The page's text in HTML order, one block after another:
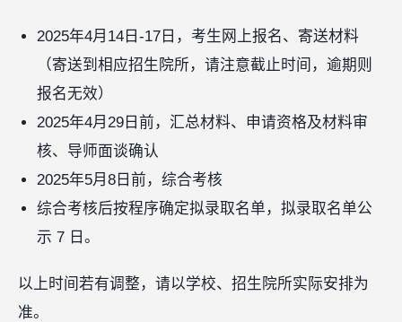
2025年4月14日-17日，考生网上报名、寄送材料
（寄送到相应招生院所，请注意截止时间，逾期则
报名无效）
2025年4月29日前，汇总材料、申请资格及材料审
核、导师面谈确认
2025年5月8日前，综合考核
综合考核后按程序确定拟录取名单，拟录取名单公
示 7 日。
以上时间若有调整，请以学校、招生院所实际安排为
准。